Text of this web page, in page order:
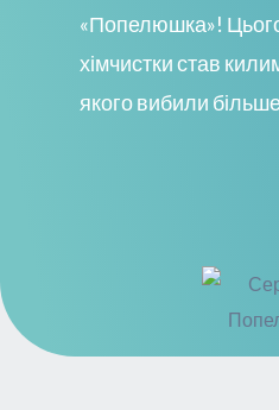
«Попелюшка»!
хімчистки став
якого вибили